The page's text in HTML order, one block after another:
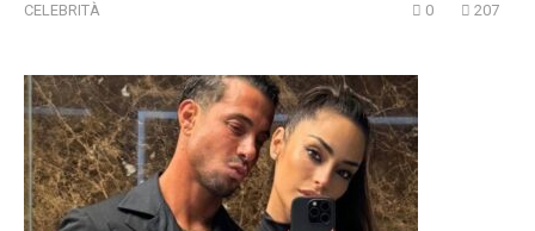
CELEBRITÀ 0 207